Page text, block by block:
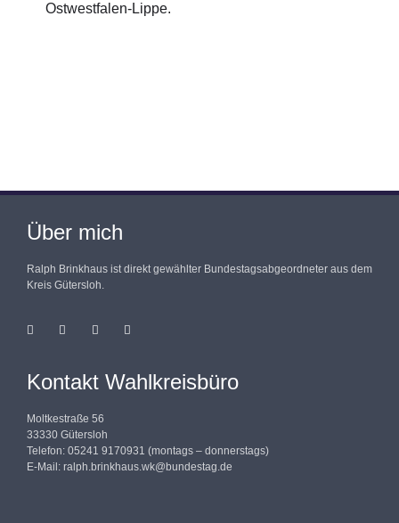
Ostwestfalen-Lippe.
Über mich
Ralph Brinkhaus ist direkt gewählter Bundestagsabgeordneter aus dem
Kreis Gütersloh.
Kontakt Wahlkreisbüro
Moltkestraße 56
33330 Gütersloh
Telefon: 05241 9170931 (montags – donnerstags)
E-Mail: ralph.brinkhaus.wk@bundestag.de